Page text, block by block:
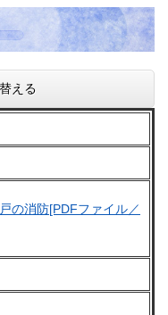
える
の消防[PDFファイル／